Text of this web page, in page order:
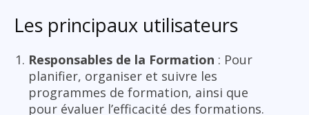
Les principaux utilisateurs
Responsables de la Formation : Pour
planifier, organiser et suivre les
programmes de formation, ainsi que
pour évaluer l’efficacité des formations.